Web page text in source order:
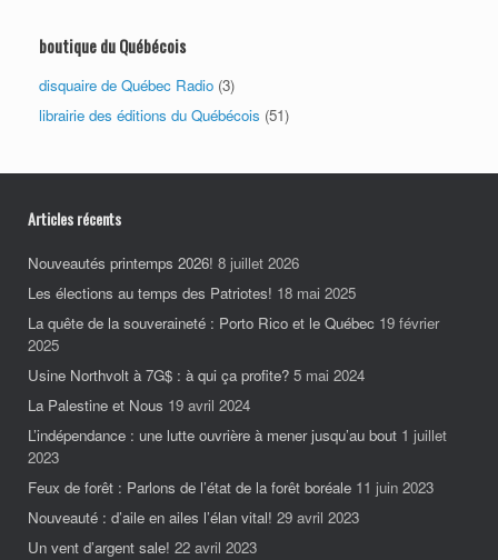
boutique du Québécois
disquaire de Québec Radio (3)
librairie des éditions du Québécois (51)
Articles récents
Nouveautés printemps 2026! 8 juillet 2026
Les élections au temps des Patriotes! 18 mai 2025
La quête de la souveraineté : Porto Rico et le Québec 19 février
2025
Usine Northvolt à 7G$ : à qui ça profite? 5 mai 2024
La Palestine et Nous 19 avril 2024
L’indépendance : une lutte ouvrière à mener jusqu’au bout 1 juillet
2023
Feux de forêt : Parlons de l’état de la forêt boréale 11 juin 2023
Nouveauté : d’aile en ailes l’élan vital! 29 avril 2023
Un vent d’argent sale! 22 avril 2023